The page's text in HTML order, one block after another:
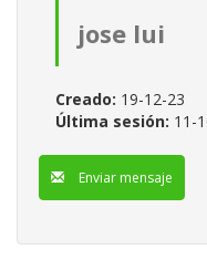
jose lui
Creado: 19-12-23
Última sesión: 11-
Enviar mensaje